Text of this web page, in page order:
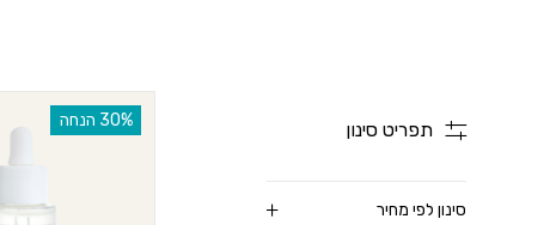
תפריט סינון
סינון לפי מחיר
‫30% הנחה